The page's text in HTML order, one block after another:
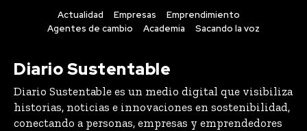
Actualidad Empresas
Emprendimiento
Agentes de cambio
Academia Sacando la voz
Diario Sustentable
Diario Sustentable es un medio digital que visibiliza
historias, noticias e innovaciones en sostenibilidad,
conectando a personas, empresas y emprendedores